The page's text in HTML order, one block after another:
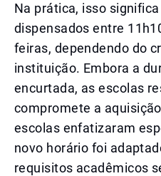
Na prática, isso
dispensados entre
feiras, dependendo do
instituição. Embora a
encurtada, as escolas
compromete a
escolas enfatizaram
novo horário foi
requisitos acadêmicos